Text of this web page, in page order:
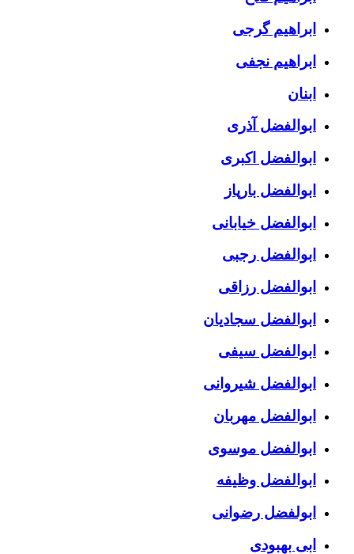
ابراهیم گرجی
ابراهیم نجفی
ابنان
ابوالفضل آذری
ابوالفضل اکبری
ابوالفضل بارپاز
ابوالفضل خیابانی
ابوالفضل رجبی
ابوالفضل رزاقی
ابوالفضل سجادیان
ابوالفضل سیفی
ابوالفضل شیروانی
ابوالفضل مهربان
ابوالفضل موسوی
ابوالفضل وظیفه
ابولفضل رضوانی
ابی بهبودی